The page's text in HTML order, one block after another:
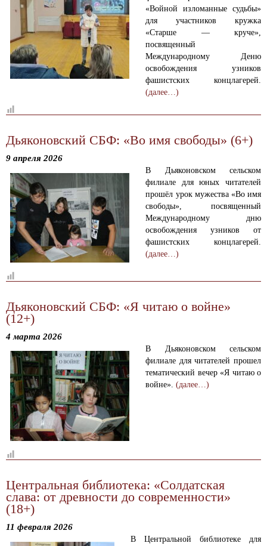
«Войной изломанные судьбы»
для участников кружка
«Старше — круче»,
посвященный
Международному Деню
освобождения узников
фашистских концлагерей.
(далее…)
Дьяконовский СБФ: «Во имя свободы» (6+)
9 апреля 2026
В Дьяконовском сельском
филиале для юных читателей
прошёл урок мужества «Во имя
свободы», посвященный
Международному дню
освобождения узников от
фашистских концлагерей.
(далее…)
Дьяконовский СБФ: «Я читаю о войне»
(12+)
4 марта 2026
В Дьяконовском сельском
филиале для читателей прошел
тематический вечер «Я читаю о
войне».(далее…)
Центральная библиотека: «Солдатская
слава: от древности до современности»
(18+)
11 февраля 2026
В Центральной библиотеке для